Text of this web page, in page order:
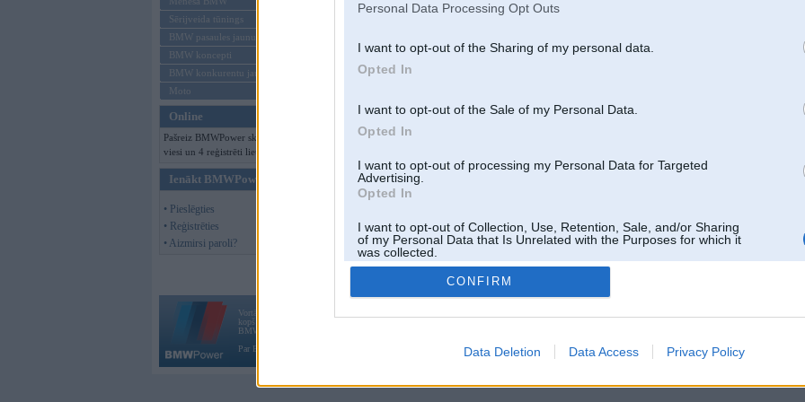
Personal Data Processing Opt Outs
I want to opt-out of the Sharing of my personal data.
Opted In
I want to opt-out of the Sale of my Personal Data.
Opted In
I want to opt-out of processing my Personal Data for Targeted
Advertising.
Opted In
I want to opt-out of Collection, Use, Retention, Sale, and/or Sharing
of my Personal Data that Is Unrelated with the Purposes for which it
was collected.
Opted Out
CONFIRM
Data Deletion Data Access Privacy Policy
Sērijveida tūnings
BMW pasaules jaunumi
BMW koncepti
BMW konkurentu jaunumi
Moto
Online
Pašreiz BMWPower skatās 106
viesi un 4 reģistrēti lietotāji.
Ienākt BMWPower
• Pieslēgties
• Reģistrēties
• Aizmirsi paroli?
Vortāls BMWPower.lv darbojas
kopš 2002. gada 14. maija. Tas nav auto klubs un nav saistīts ar
BMW AG.
Par BMWPower